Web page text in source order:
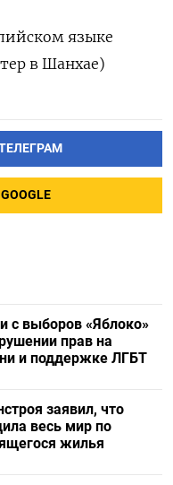
языке
в Шанхае)
с выборов «Яблоко»
прав на
и поддержке ЛГБТ
заявил, что
весь мир по
жилья